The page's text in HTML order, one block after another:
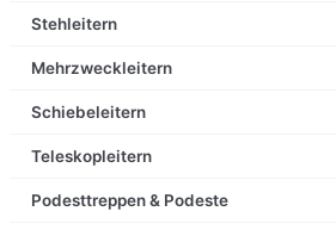
Stehleitern
Mehrzweckleitern
Schiebeleitern
Teleskopleitern
Podesttreppen & Podeste